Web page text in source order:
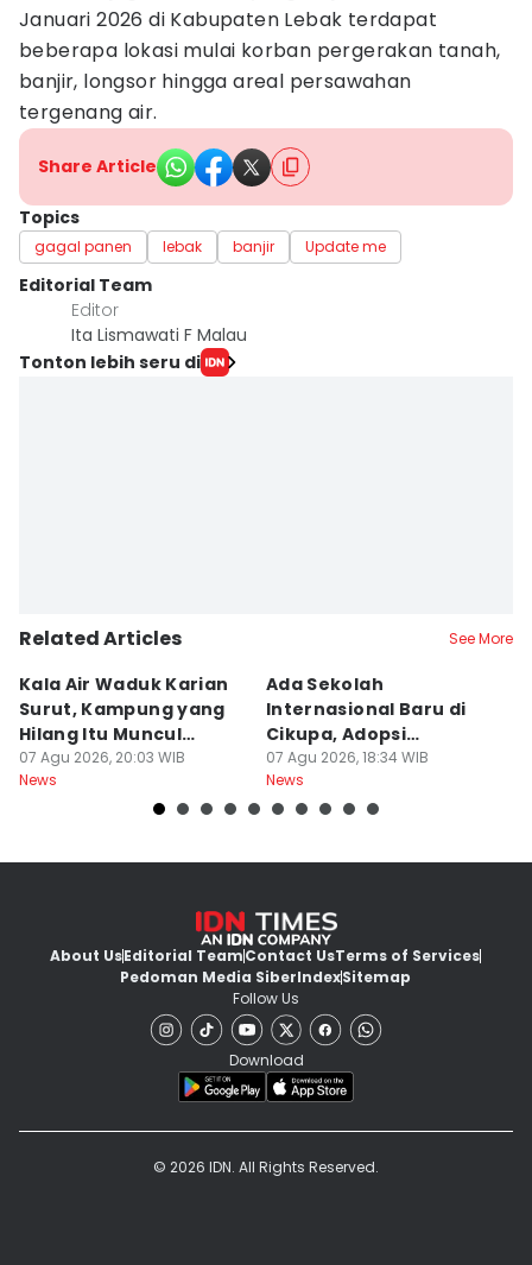
Januari 2026 di Kabupaten Lebak terdapat
beberapa lokasi mulai korban pergerakan tanah,
banjir, longsor hingga areal persawahan
tergenang air.
Share Article
Topics
gagal panen lebak banjir Update me
Editorial Team
Editor
Ita Lismawati F Malau
Tonton lebih seru di
Related Articles See More
Kala Air Waduk Karian
Surut, Kampung yang
Hilang Itu Muncul
Kembali
07 Agu 2026, 20:03 WIB
News
Ada Sekolah
Internasional Baru di
Cikupa, Adopsi
Kurikulum Singapura
07 Agu 2026, 18:34 WIB
News
About UsEditorial TeamContact UsTerms of Services
Pedoman Media SiberIndexSitemap
Follow Us
Download
© 2026 IDN. All Rights Reserved.